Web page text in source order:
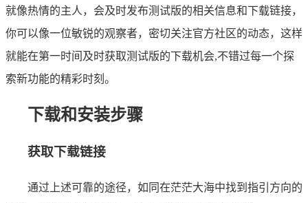
就像热情的主人，会及时发布测试版的相关信息和下载链接，
你可以像一位敏锐的观察者，密切关注官方社区的动态，这样
就能在第一时间及时获取测试版的下载机会,不错过每一个探
索新功能的精彩时刻。
下载和安装步骤
获取下载链接
通过上述可靠的途径，如同在茫茫大海中找到指引方向的